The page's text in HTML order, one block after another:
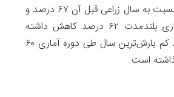
سال زراعی گذشته نسبت به سال زراعی قبل آن ۶۷ درصد و
نسبت به دوره آماری بلند مدت ۶۲ درصد کاهش داشته
است. امسال مشهد کم بارش‌ترین سال طی دوره آماری ۶۰
است.